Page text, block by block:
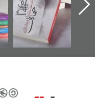
وأحداث ساحة
الفداء لمركز أوال
للدراسات والتوثيق